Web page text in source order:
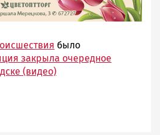
было
закрыла очередное
(видео)